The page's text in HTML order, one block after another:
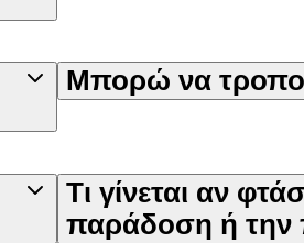
Μπορώ να
Τι γίνεται αν
παράδοση ή την